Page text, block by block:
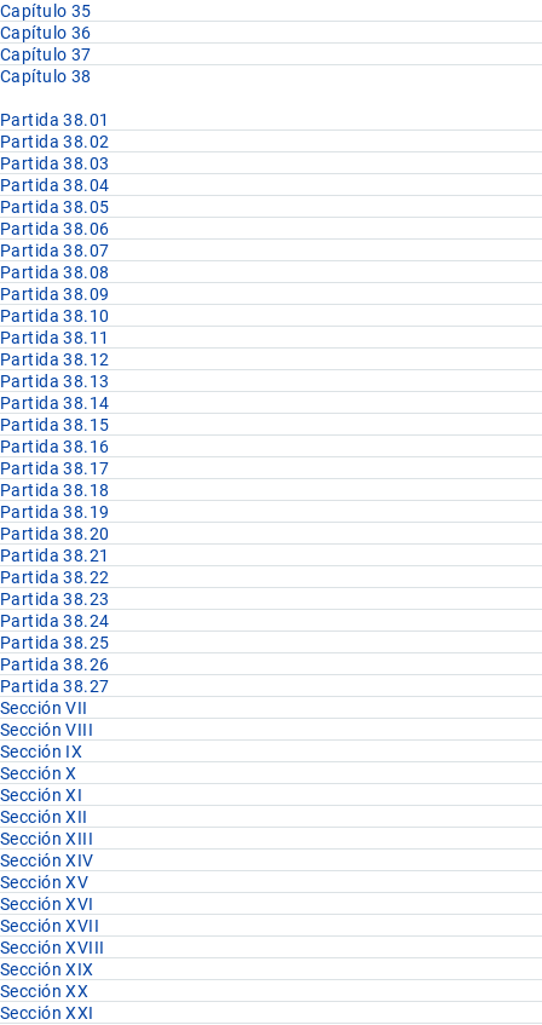
Capítulo 35
Capítulo 36
Capítulo 37
Capítulo 38
Partida 38.01
Partida 38.02
Partida 38.03
Partida 38.04
Partida 38.05
Partida 38.06
Partida 38.07
Partida 38.08
Partida 38.09
Partida 38.10
Partida 38.11
Partida 38.12
Partida 38.13
Partida 38.14
Partida 38.15
Partida 38.16
Partida 38.17
Partida 38.18
Partida 38.19
Partida 38.20
Partida 38.21
Partida 38.22
Partida 38.23
Partida 38.24
Partida 38.25
Partida 38.26
Partida 38.27
Sección VII
Sección VIII
Sección IX
Sección X
Sección XI
Sección XII
Sección XIII
Sección XIV
Sección XV
Sección XVI
Sección XVII
Sección XVIII
Sección XIX
Sección XX
Sección XXI